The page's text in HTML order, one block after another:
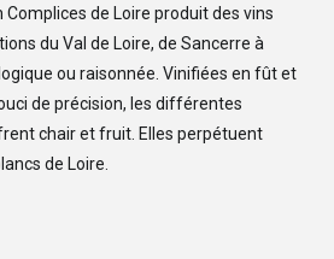
Complices de Loire produit des vins
du Val de Loire, de Sancerre à
ou raisonnée. Vinifiées en fût et
de précision, les différentes
chair et fruit. Elles perpétuent
de Loire.